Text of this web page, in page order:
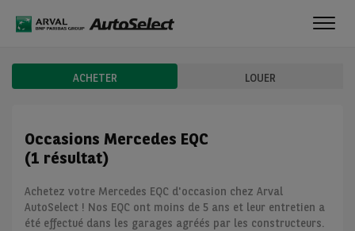
ACHETER LOUER
Occasions Mercedes EQC
(1 résultat)
Achetez votre Mercedes EQC d'occasion chez Arval
AutoSelect ! Nos EQC ont moins de 5 ans et leur entretien a
été effectué dans les garages agréés par les constructeurs.